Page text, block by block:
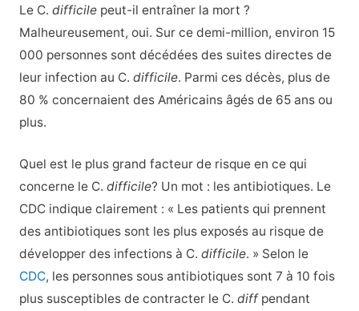
Le C. difficilepeut-il entraîner la mort ?
Malheureusement, oui. Sur ce demi-million, environ 15
000 personnes sont décédées des suites directes de
leur infection au C. difficile. Parmi ces décès, plus de
80 % concernaient des Américains âgés de 65 ans ou
plus.
Quel est le plus grand facteur de risque en ce qui
concerne le C. difficile? Un mot : les antibiotiques. Le
CDC indique clairement : « Les patients qui prennent
des antibiotiques sont les plus exposés au risque de
développer des infections à C. difficile. » Selon le
CDC, les personnes sous antibiotiques sont 7 à 10 fois
plus susceptibles de contracter le C. diffpendant